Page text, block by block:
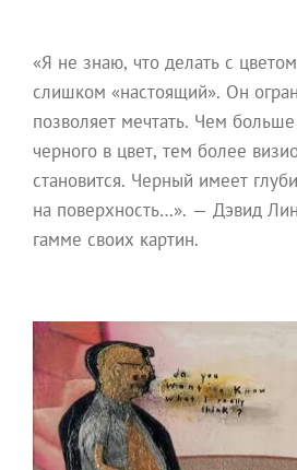
«Я не знаю, что делать с
слишком «настоящий». Он
позволяет мечтать. Чем
черного в цвет, тем более
становится. Черный имеет
на поверхность…». — Дэвид
гамме своих картин.